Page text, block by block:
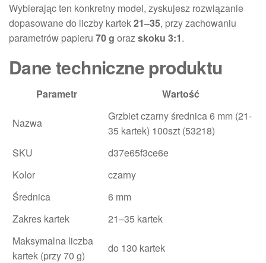
Wybierając ten konkretny model, zyskujesz rozwiązanie
dopasowane do liczby kartek21–35, przy zachowaniu
parametrów papieru 70 g orazskoku 3:1.
Dane techniczne produktu
Parametr Wartość
Nazwa
Grzbiet czarny średnica 6 mm (21-
35 kartek) 100szt (53218)
SKU
d37e65f3ce6e
Kolor
czarny
Średnica
6 mm
Zakres kartek
21–35 kartek
Maksymalna liczba
kartek (przy 70 g)
do 130 kartek